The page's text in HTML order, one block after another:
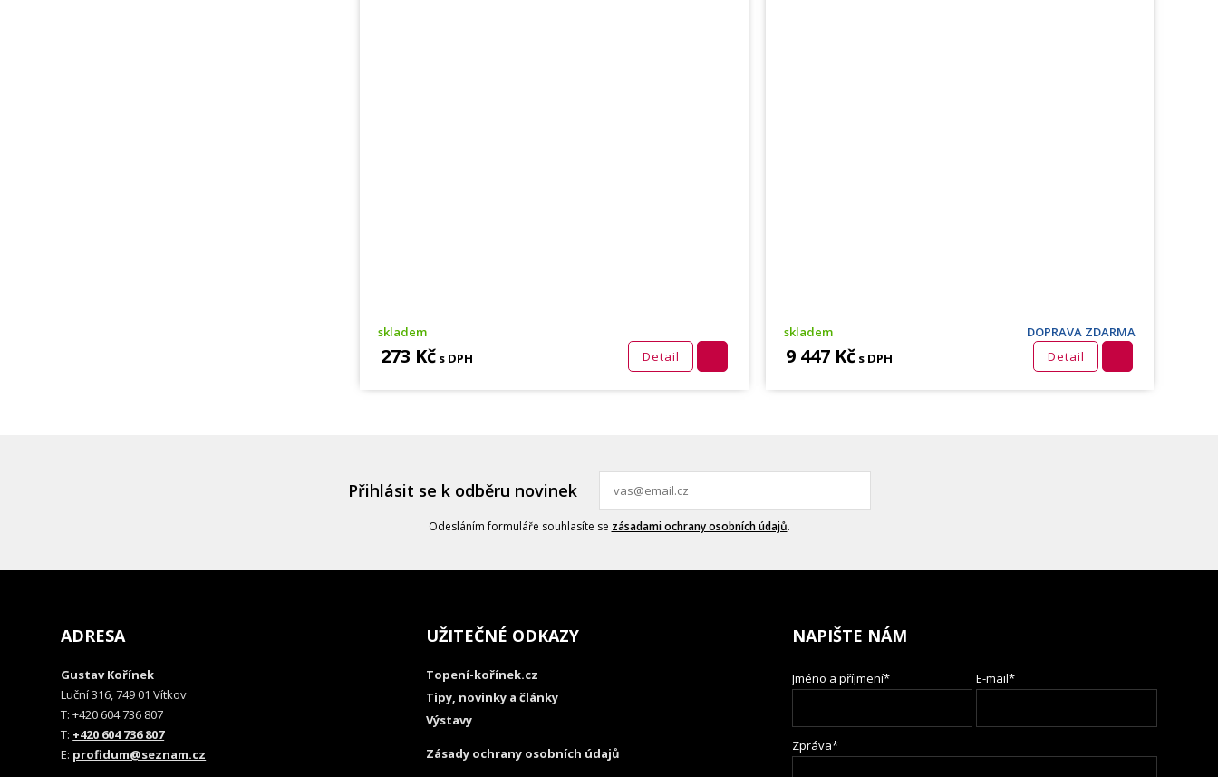
skladem
273 Kčs DPH Detail
skladem DOPRAVA ZDARMA
9 447 Kč s DPH Detail
Přihlásit se k odběru novinek
Odesláním formuláře souhlasíte se zásadami ochrany osobních údajů.
ADRESA
Gustav Kořínek
Luční 316, 749 01 Vítkov
T: +420 604 736 807
T: +420 604 736 807
E: profidum@seznam.cz
UŽITEČNÉ ODKAZY
Topení-kořínek.cz
Tipy, novinky a články
Výstavy
Zásady ochrany osobních údajů
NAPIŠTE NÁM
Jméno a příjmení* E-mail*
Zpráva*